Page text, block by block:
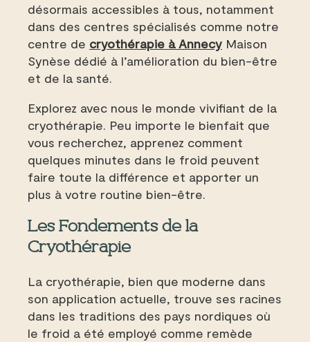
désormais accessibles à tous, notamment
dans des centres spécialisés comme notre
centre de cryothérapie à Annecy Maison
Synèse dédié à l’amélioration du bien-être
et de la santé.
Explorez avec nous le monde vivifiant de la
cryothérapie. Peu importe le bienfait que
vous recherchez, apprenez comment
quelques minutes dans le froid peuvent
faire toute la différence et apporter un
plus à votre routine bien-être.
Les Fondements de la
Cryothérapie
La cryothérapie, bien que moderne dans
son application actuelle, trouve ses racines
dans les traditions des pays nordiques où
le froid a été employé comme remède